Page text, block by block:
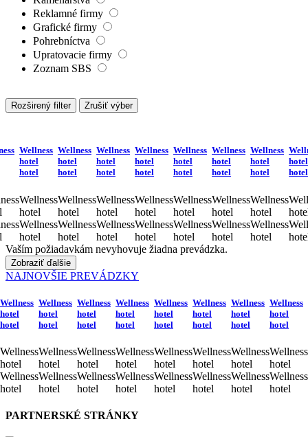
Reklamné firmy
Grafické firmy
Pohrebníctva
Upratovacie firmy
Zoznam SBS
Rozširený filter Zrušiť výber
Wellness
hotel
hotel
Wellness
hotel
Wellness
hotel
Wellness
hotel
hotel
Wellness
hotel
Wellness
hotel
Wellness
hotel
hotel
Wellness
hotel
Wellness
hotel
Wellness
hotel
hotel
Wellness
hotel
Wellness
hotel
Wellness
hotel
hotel
Wellness
hotel
Wellness
hotel
Wellness
hotel
hotel
Wellness
hotel
Wellness
hotel
Wellness
hotel
hotel
Wellness
hotel
Wellness
hotel
hotel
hotel
Vaším požiadavkám nevyhovuje žiadna prevádzka.
Zobraziť ďalšie
NAJNOVŠIE PREVÁDZKY
Wellness
hotel
hotel
Wellness
hotel
Wellness
hotel
Wellness
hotel
hotel
Wellness
hotel
Wellness
hotel
Wellness
hotel
hotel
Wellness
hotel
Wellness
hotel
Wellness
hotel
hotel
Wellness
hotel
Wellness
hotel
Wellness
hotel
hotel
Wellness
hotel
Wellness
hotel
Wellness
hotel
hotel
Wellness
hotel
Wellness
hotel
Wellness
hotel
hotel
Wellness
hotel
Wellness
hotel
Wellness
hotel
hotel
Wellness
hotel
Wellness
hotel
PARTNERSKÉ STRÁNKY